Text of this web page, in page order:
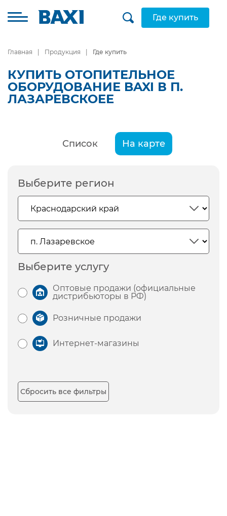
Где купить
Главная Продукция Где купить
КУПИТЬ ОТОПИТЕЛЬНОЕ
ОБОРУДОВАНИЕ BAXI В П.
ЛАЗАРЕВСКОЕЕ
Список На карте
Выберите регион
Выберите услугу
Оптовые продажи (официальные
дистрибьюторы в РФ)
Розничные продажи
Интернет-магазины
Сбросить все фильтры